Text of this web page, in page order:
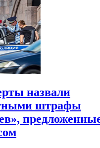
назвали
штрафы